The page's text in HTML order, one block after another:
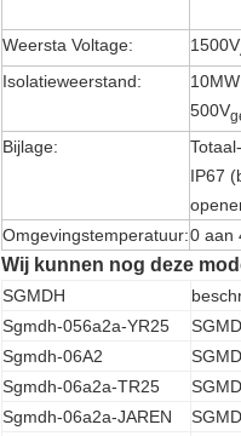
Weersta Voltage:
1500V
Isolatieweerstand:
500V
Bijlage:
IP67
Omgevingstemperatuur:0 aan
Wij kunnen nog deze
SGMDH
Sgmdh-056a2a-YR25
Sgmdh-06A2
Sgmdh-06a2a-TR25
Sgmdh-06a2a-JAREN